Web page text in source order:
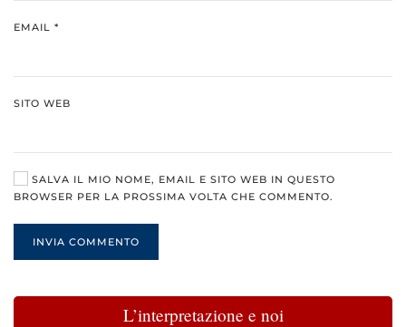
EMAIL *
SITO WEB
SALVA IL MIO NOME, EMAIL E SITO WEB IN QUESTO
BROWSER PER LA PROSSIMA VOLTA CHE COMMENTO.
INVIA COMMENTO
L’interpretazione e noi